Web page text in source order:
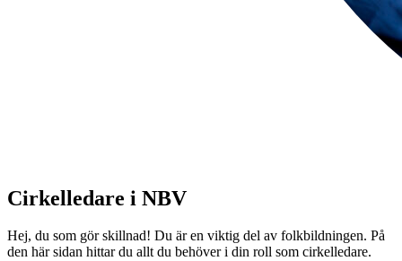
Cirkelledare i NBV
Hej, du som gör skillnad! Du är en viktig del av folkbildningen. På
den här sidan hittar du allt du behöver i din roll som cirkelledare.